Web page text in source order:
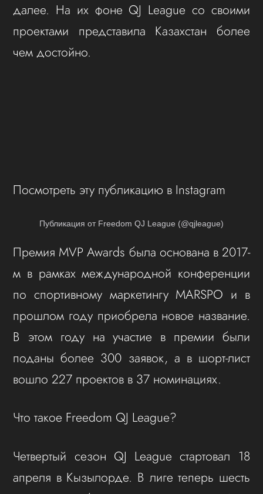
далее. На их фоне QJ League со своими
проектами представила Казахстан более
чем достойно.
Посмотреть эту публикацию в Instagram
Публикация от Freedom QJ League (@qjleague)
Премия MVP Awards была основана в 2017-
м в рамках международной конференции
по спортивному маркетингу MARSPO и в
прошлом году приобрела новое название.
В этом году на участие в премии были
поданы более 300 заявок, а в шорт-лист
вошло 227 проектов в 37 номинациях.
Что такое Freedom QJ League?
Четвертый сезон QJ League стартовал 18
апреля в Кызылорде. В лиге теперь шесть